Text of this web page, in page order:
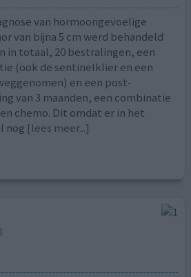
van hormoongevoelige
van bijna 5 cm werd behandeld
in totaal, 20 bestralingen, een
(ook de sentinelklier en een
en een post-
van 3 maanden, een combinatie
chemo. Dit omdat er in het
nog [lees meer...]